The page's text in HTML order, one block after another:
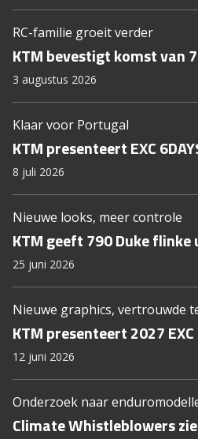
RC-familie groeit verder
KTM bevestigt komst van
3 augustus 2026
Klaar voor Portugal
KTM presenteert EXC
8 juli 2026
Nieuwe looks, meer controle
KTM geeft 790 Duke
25 juni 2026
Nieuwe graphics, vertrouwde
KTM presenteert 2027
12 juni 2026
Onderzoek naar
Climate Whistleblowers